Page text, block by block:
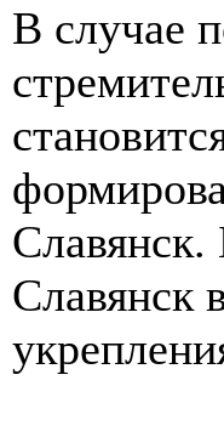
В случае
Славянск.
Славянск